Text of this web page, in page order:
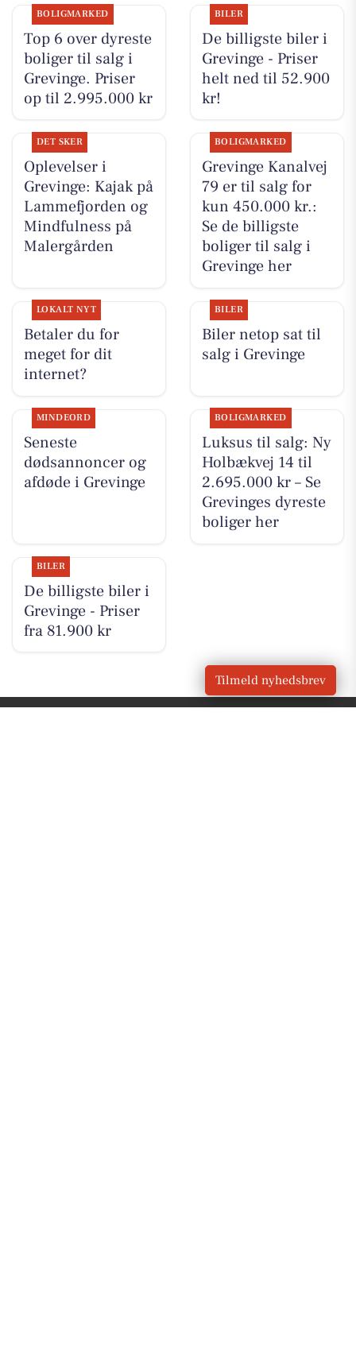
BOLIGMARKED
Top 6 over dyreste
boliger til salg i
Grevinge. Priser
op til 2.995.000 kr
BILER
De billigste biler i
Grevinge - Priser
helt ned til 52.900
kr!
DET SKER
Oplevelser i
Grevinge: Kajak på
Lammefjorden og
Mindfulness på
Malergården
BOLIGMARKED
Grevinge Kanalvej
79 er til salg for
kun 450.000 kr.:
Se de billigste
boliger til salg i
Grevinge her
LOKALT NYT
Betaler du for
meget for dit
internet?
BILER
Biler netop sat til
salg i Grevinge
MINDEORD
Seneste
dødsannoncer og
afdøde i Grevinge
BOLIGMARKED
Luksus til salg: Ny
Holbækvej 14 til
2.695.000 kr – Se
Grevinges dyreste
boliger her
BILER
De billigste biler i
Grevinge - Priser
fra 81.900 kr
Tilmeld nyhedsbrev